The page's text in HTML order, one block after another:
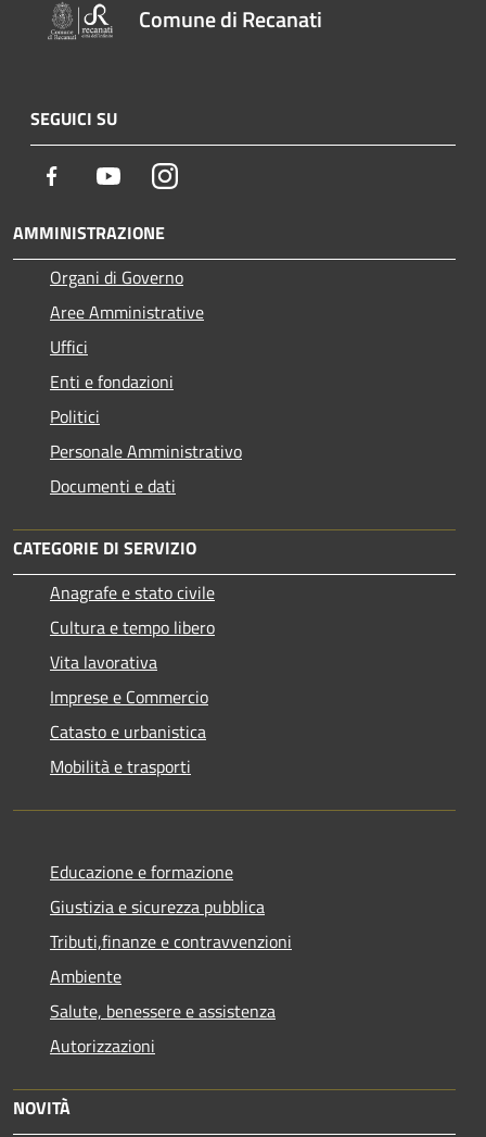
Comune di Recanati
SEGUICI SU
Facebook YoutubeInstagram
AMMINISTRAZIONE
Organi di Governo
Aree Amministrative
Uffici
Enti e fondazioni
Politici
Personale Amministrativo
Documenti e dati
CATEGORIE DI SERVIZIO
Anagrafe e stato civile
Cultura e tempo libero
Vita lavorativa
Imprese e Commercio
Catasto e urbanistica
Mobilità e trasporti
Educazione e formazione
Giustizia e sicurezza pubblica
Tributi,finanze e contravvenzioni
Ambiente
Salute, benessere e assistenza
Autorizzazioni
NOVITÀ